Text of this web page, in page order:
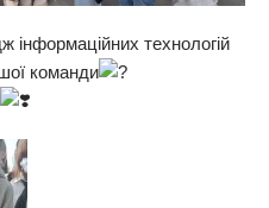
інформаційних технологій
команди